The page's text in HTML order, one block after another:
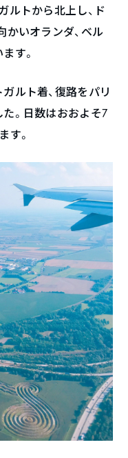
ルトから北上し、ド
かいオランダ、ベル
す。
ルト着、復路をパリ
。日数はおおよそ7
す。